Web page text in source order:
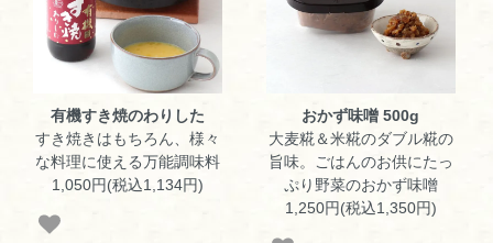
有機すき焼のわりした
すき焼きはもちろん、様々
な料理に使える万能調味料
1,050円(税込1,134円)
おかず味噌 500g
大麦糀＆米糀のダブル糀の
旨味。ごはんのお供にたっ
ぷり野菜のおかず味噌
1,250円(税込1,350円)